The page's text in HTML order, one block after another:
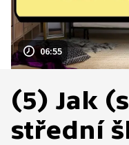
06:55
(5) Jak
střední